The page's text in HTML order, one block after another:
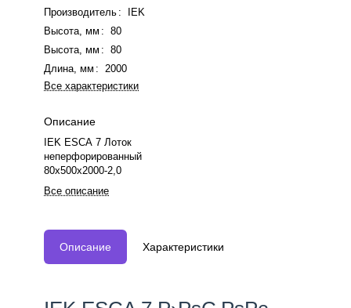
Производитель :
IEK
Высота, мм : 80
Высота, мм : 80
Длина, мм :
2000
Все характеристики
Описание
IEK ESCA 7 Лоток
неперфорированный
80х500х2000-2,0
Все описание
Описание Характеристики